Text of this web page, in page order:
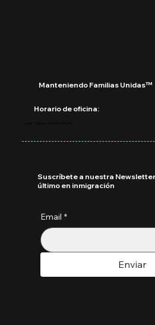
Manteniendo Familias Unidas™
Horario de oficina:
Email *
Enviar
Suscríbete a nuestra
último en inmigración